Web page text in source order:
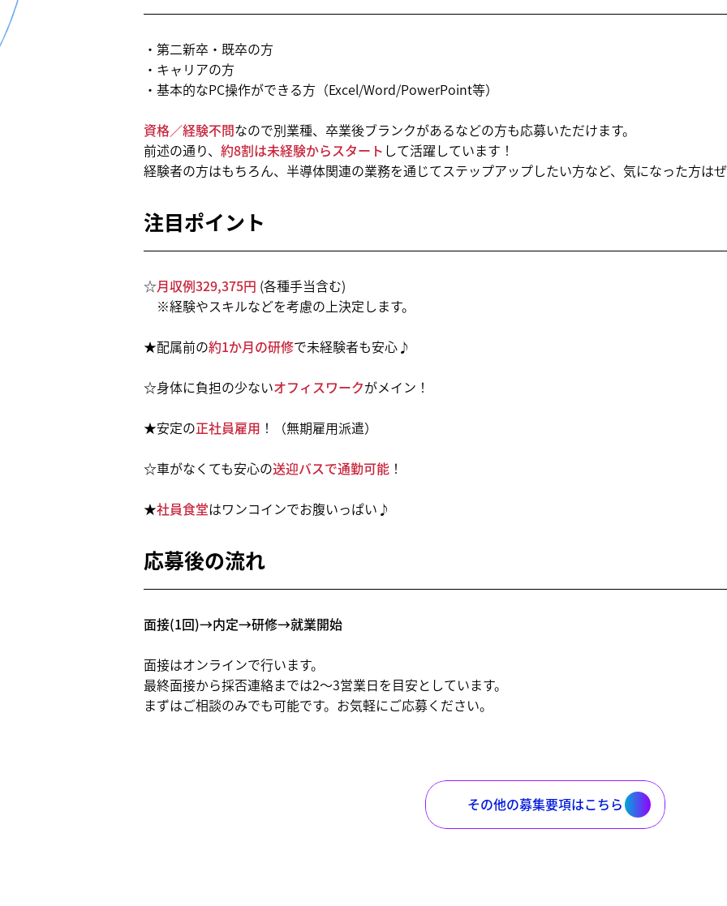
・第二新卒・既卒の方
・キャリアの方
・基本的なPC操作ができる方（Excel/Word/PowerPoint等）
資格／経験不問なので別業種、卒業後ブランクがあるなどの方も応募いただけます。
前述の通り、 約8割は未経験からスタート して活躍しています！
経験者の方はもちろん、半導体関連の業務を通じてステップアップしたい方など、気になった方は
注目ポイント
☆月収例329,375円 (各種手当含む)
※経験やスキルなどを考慮の上決定します。
★配属前の約1か月の研修で未経験者も安心♪
☆身体に負担の少ないオフィスワークがメイン！
★安定の正社員雇用 ！（無期雇用派遣）
☆車がなくても安心の送迎バスで通勤可能 ！
★社員食堂はワンコインでお腹いっぱい♪
応募後の流れ
面接(1回)→内定→研修→就業開始
面接はオンラインで行います。
最終面接から採否連絡までは2～3営業日を目安としています。
まずはご相談のみでも可能です。お気軽にご応募ください。
その他の募集要項はこちら